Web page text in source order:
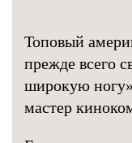
Топовый
прежде всего
широкую
мастер